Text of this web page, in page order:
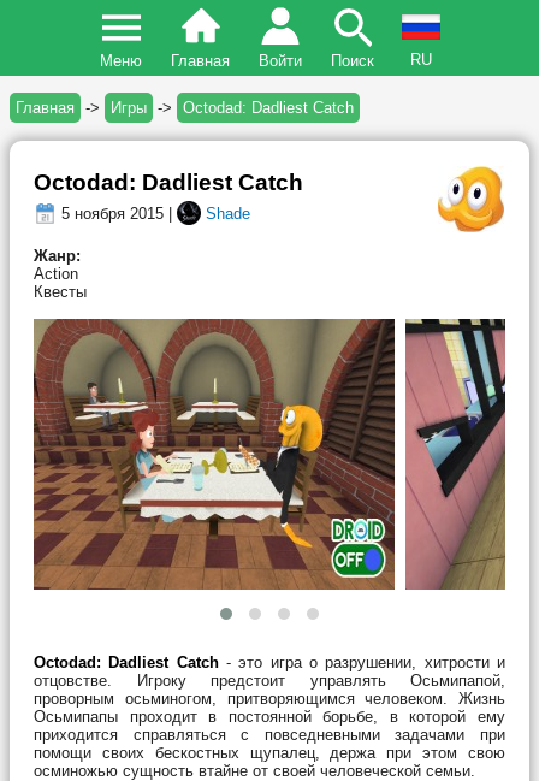
Меню Главная Войти Поиск RU
Главная -> Игры -> Octodad: Dadliest Catch
Octodad: Dadliest Catch
5 ноября 2015 | Shade
Жанр:
Action
Квесты
Octodad: Dadliest Catch- это игра о разрушении, хитрости и
отцовстве. Игроку предстоит управлять Осьмипапой,
проворным осьминогом, притворяющимся человеком. Жизнь
Осьмипапы проходит в постоянной борьбе, в которой ему
приходится справляться с повседневными задачами при
помощи своих бескостных щупалец, держа при этом свою
осминожью сущность втайне от своей человеческой семьи.